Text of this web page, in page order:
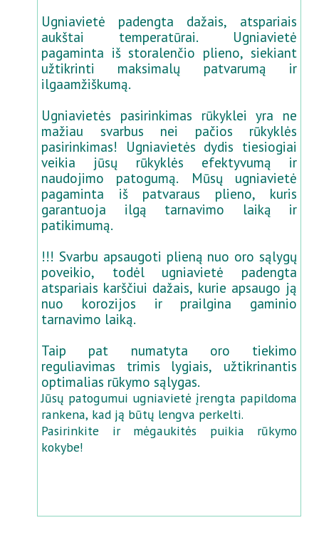
Ugniavietė padengta dažais, atspariais
aukštai temperatūrai. Ugniavietė
pagaminta iš storalenčio plieno, siekiant
užtikrinti maksimalų patvarumą ir
ilgaamžiškumą.
Ugniavietės pasirinkimas rūkyklei yra ne
mažiau svarbus nei pačios rūkyklės
pasirinkimas! Ugniavietės dydis tiesiogiai
veikia jūsų rūkyklės efektyvumą ir
naudojimo patogumą. Mūsų ugniavietė
pagaminta iš patvaraus plieno, kuris
garantuoja ilgą tarnavimo laiką ir
patikimumą.
!!! Svarbu apsaugoti plieną nuo oro sąlygų
poveikio, todėl ugniavietė padengta
atspariais karščiui dažais, kurie apsaugo ją
nuo korozijos ir prailgina gaminio
tarnavimo laiką.
Taip pat numatyta oro tiekimo
reguliavimas trimis lygiais, užtikrinantis
optimalias rūkymo sąlygas.
Jūsų patogumui ugniavietė įrengta papildoma
rankena, kad ją būtų lengva perkelti.
Pasirinkite ir mėgaukitės puikia rūkymo
kokybe!